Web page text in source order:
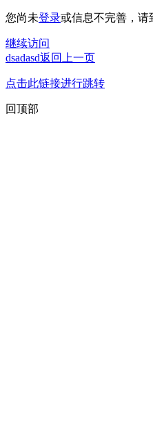
您尚未登录或信息不完善，请
继续访问
dsadasd返回上一页
点击此链接进行跳转
回顶部